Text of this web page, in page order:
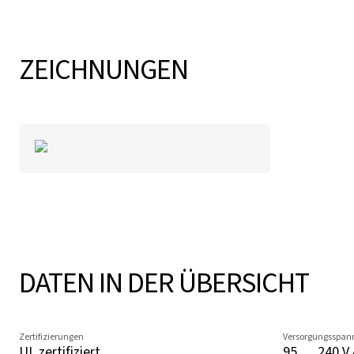
ZEICHNUNGEN
DATEN IN DER ÜBERSICHT
Zertifizierungen